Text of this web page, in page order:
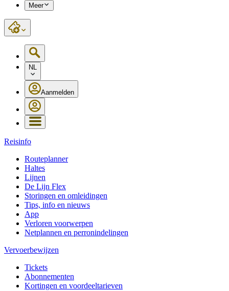
Meer
NL
Aanmelden
Reisinfo
Routeplanner
Haltes
Lijnen
De Lijn Flex
Storingen en omleidingen
Tips, info en nieuws
App
Verloren voorwerpen
Netplannen en perronindelingen
Vervoerbewijzen
Tickets
Abonnementen
Kortingen en voordeeltarieven